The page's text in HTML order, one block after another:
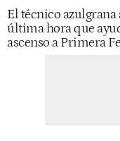
El técnico
última hora que
ascenso a Primera